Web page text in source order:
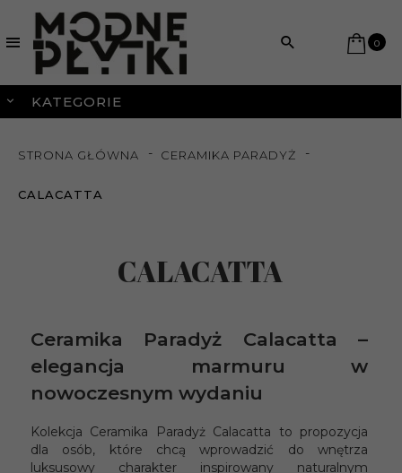
0
KATEGORIE
STRONA GŁÓWNA CERAMIKA PARADYŻ
CALACATTA
CALACATTA
Ceramika Paradyż Calacatta –
elegancja marmuru w
nowoczesnym wydaniu
Kolekcja Ceramika Paradyż Calacatta to propozycja
dla osób, które chcą wprowadzić do wnętrza
luksusowy charakter inspirowany naturalnym